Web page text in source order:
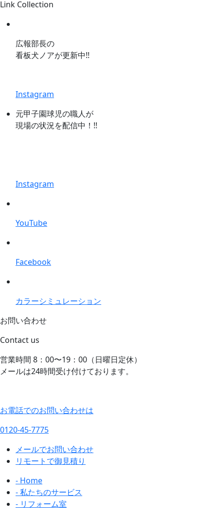
Link Collection
広報部長の
看板犬ノアが更新中!!
Instagram
元甲子園球児の職人が
現場の状況を配信中！!!
Instagram
YouTube
Facebook
カラーシミュレーション
お問い合わせ
Contact us
営業時間 8：00〜19：00（日曜日定休）
メールは24時間受け付けております。
お電話でのお問い合わせは
0120-45-7775
メールでお問い合わせ
リモートで御見積り
- Home
- 私たちのサービス
- リフォーム室